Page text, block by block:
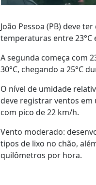
João Pessoa (PB) deve
temperaturas entre 23°C
A segunda começa com
30°C, chegando a 25°C
O nível de umidade
deve registrar ventos
com pico de 22 km/h.
Vento moderado:
tipos de lixo no chão,
quilômetros por hora.